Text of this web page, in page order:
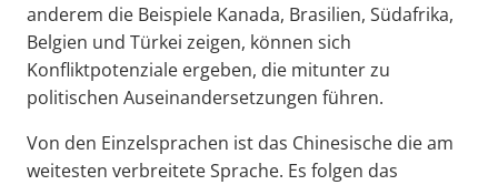
anderem die Beispiele Kanada, Brasilien, Südafrika,
Belgien und Türkei zeigen, können sich
Konfliktpotenziale ergeben, die mitunter zu
politischen Auseinandersetzungen führen.
Von den Einzelsprachen ist das Chinesische die am
weitesten verbreitete Sprache. Es folgen das